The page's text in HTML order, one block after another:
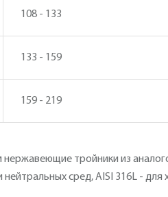
108 - 133
133 - 159
159 - 219
тройники из
сред, AISI 316L -